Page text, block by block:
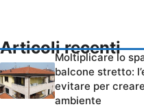
Articoli recenti
Moltiplicare lo
balcone stretto:
evitare per
ambiente